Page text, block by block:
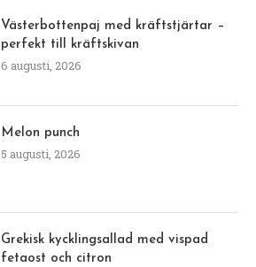
Västerbottenpaj med kräftstjärtar –
perfekt till kräftskivan
6 augusti, 2026
Melon punch
5 augusti, 2026
Grekisk kycklingsallad med vispad
fetaost och citron